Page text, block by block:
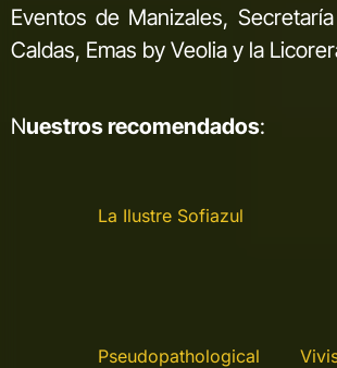
Eventos de Manizales,
Caldas, Emas by Veolia y la
Nuestros recomendados:
La Ilustre Sofiazul
Pseudopathological